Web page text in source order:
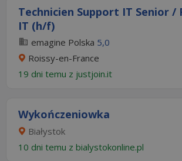
Technicien Support IT Senior /
IT (h/f)
emagine Polska 5,0
Roissy-en-France
19 dni temu z justjoin.it
Wykończeniowka
Białystok
10 dni temu z bialystokonline.pl